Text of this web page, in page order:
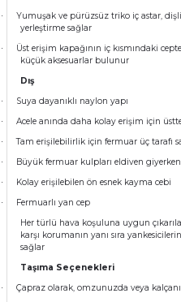
·
Yumuşak ve pürüzsüz triko iç astar,
yerleştirme sağlar
·
Üst erişim kapağının iç kısmındaki
küçük aksesuarlar bulunur
Dış
· Suya dayanıklı naylon yapı
· Acele anında daha kolay erişim için
· Tam erişilebilirlik için fermuar üç tarafı
· Büyük fermuar kulpları eldiven
· Kolay erişilebilen ön esnek kayma cebi
·
Fermuarlı yan cep
Her türlü hava koşuluna uygun
karşı korumanın yanı sıra
sağlar
Taşıma Seçenekleri
· Çapraz olarak, omzunuzda veya